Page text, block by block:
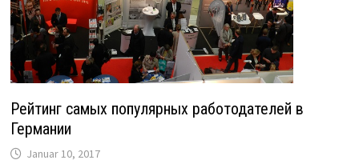
Рейтинг самых популярных работодателей в
Германии
Januar 10, 2017